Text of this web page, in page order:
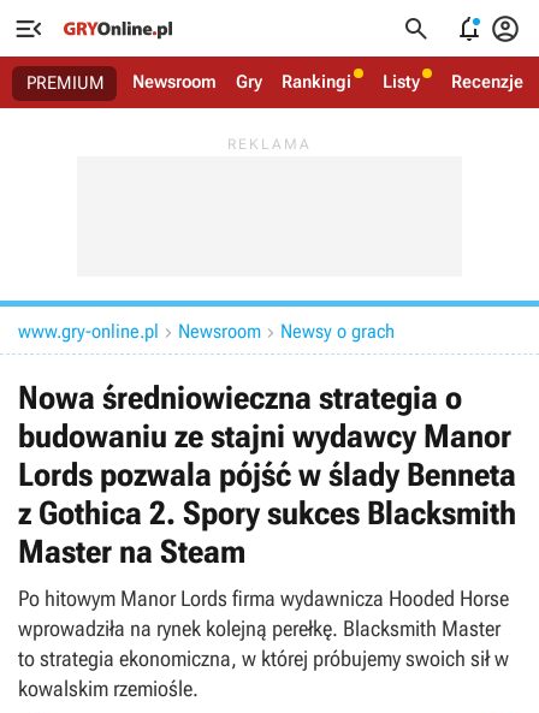
   
PREMIUM Newsroom Gry Rankingi Listy Recenzje
www.gry-online.pl  Newsroom  Newsy o grach
Nowa średniowieczna strategia o
budowaniu ze stajni wydawcy Manor
Lords pozwala pójść w ślady Benneta
z Gothica 2. Spory sukces Blacksmith
Master na Steam
Po hitowym Manor Lords firma wydawnicza Hooded Horse
wprowadziła na rynek kolejną perełkę. Blacksmith Master
to strategia ekonomiczna, w której próbujemy swoich sił w
kowalskim rzemiośle.